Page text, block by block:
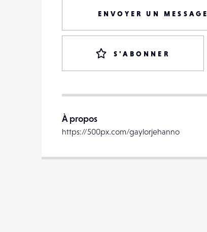
ENVOYER UN MESSAGE
S'ABONNER
À propos
https://500px.com/gaylorjehanno